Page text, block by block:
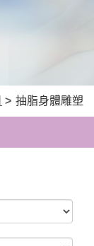
> 抽脂身體雕塑